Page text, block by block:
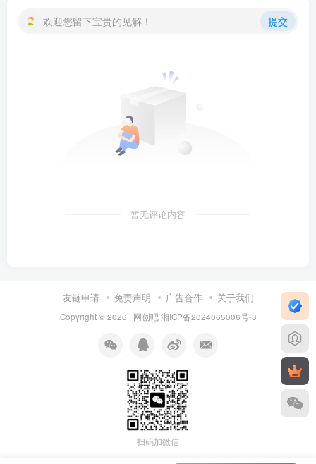
欢迎您留下宝贵的见解！ 提交
暂无评论内容
友链申请 免责声明 广告合作 关于我们
Copyright © 2026 · 网创吧 湘ICP备2024065006号-3
扫码加微信